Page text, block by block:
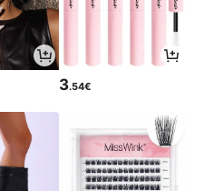
3.54€